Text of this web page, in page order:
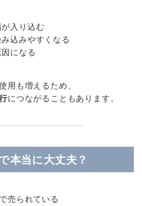
入り込む
込みやすくなる
になる
用も増えるため、
につながることもあります。
本当に大丈夫？
売られている